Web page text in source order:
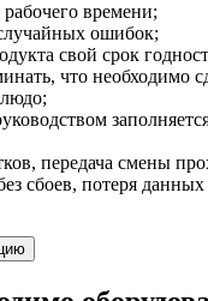
времени;
ошибок;
свой срок
что необходимо
передача смены
сбоев, потеря